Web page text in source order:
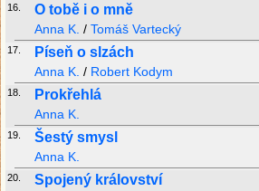
16. O tobě i o mně
Anna K. / Tomáš Vartecký
17. Píseň o slzách
Anna K. / Robert Kodym
18. Prokřehlá
Anna K.
19. Šestý smysl
Anna K.
20. Spojený království